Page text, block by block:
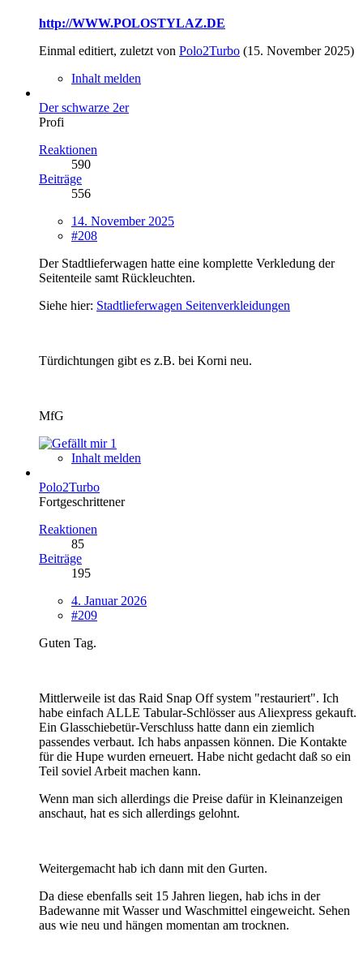
http://WWW.POLOSTYLAZ.DE
Einmal editiert, zuletzt von Polo2Turbo (15. November 2025)
Inhalt melden
Der schwarze 2er
Profi
Reaktionen
590
Beiträge
556
14. November 2025
#208
Der Stadtlieferwagen hatte eine komplette Verkledung der
Seitenteile samt Rückleuchten.
Siehe hier: Stadtlieferwagen Seitenverkleidungen
Türdichtungen gibt es z.B. bei Korni neu.
MfG
1
Inhalt melden
Polo2Turbo
Fortgeschrittener
Reaktionen
85
Beiträge
195
4. Januar 2026
#209
Guten Tag.
Mittlerweile ist das Raid Snap Off system "restauriert". Ich
habe einfach ALLE Tabular-Schlösser aus Aliexpress gekauft.
Ein Glasschiebetür-Verschluss hatte dann ein ziemlich
passendes verbaut. Ich habs anpassen können. Die Kontakte
für die Hupe wurden erneuert. Habe nicht gedacht daß so ein
Teil soviel Arbeit machen kann.
Wenn man sich allerdings die Preise dafür in Kleinanzeigen
anschaut, hat es sich allerdings gelohnt.
Weitergemacht hab ich dann mit den Gurten.
Da diese ebenfalls seit 15 Jahren liegen, hab ichs in der
Badewanne mit Wasser und Waschmittel eingeweicht. Sehen
aus wie neu und hängen momentan am trocknen.